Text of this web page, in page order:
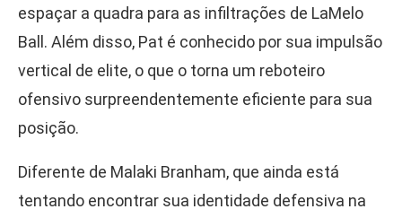
espaçar a quadra para as infiltrações de LaMelo
Ball. Além disso, Pat é conhecido por sua impulsão
vertical de elite, o que o torna um reboteiro
ofensivo surpreendentemente eficiente para sua
posição.
Diferente de Malaki Branham, que ainda está
tentando encontrar sua identidade defensiva na